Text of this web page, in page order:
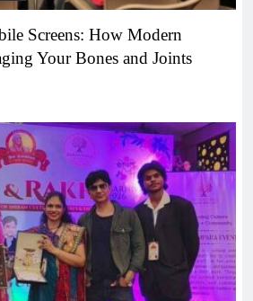
Screens: How Modern
Your Bones and Joints